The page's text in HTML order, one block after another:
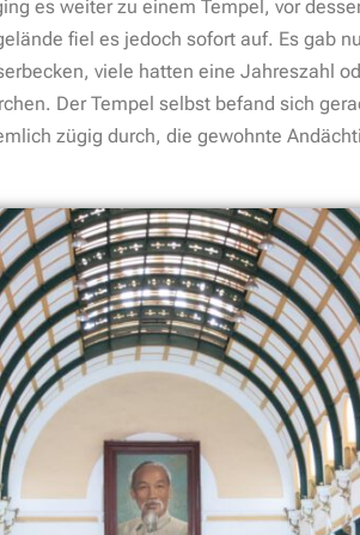
es weiter zu einem Tempel, vor
fiel es jedoch sofort auf. Es gab
viele hatten eine Jahreszahl
Der Tempel selbst befand sich
zügig durch, die gewohnte